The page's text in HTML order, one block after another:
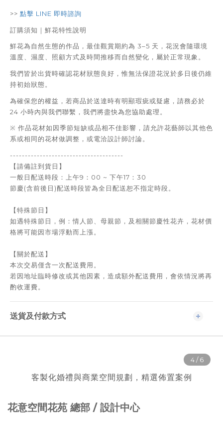
>> 點擊 LINE 即時諮詢
訂購須知｜鮮花特性說明
鮮花為自然生態的作品，最佳觀賞期約為 3–5 天，花況會隨環境
溫度、濕度、照顧方式及時間推移而自然變化，屬於正常現象。
我們皆於出貨時確認花材狀態良好，惟無法保證花況於多日後仍維
持初始狀態。
為確保您的權益，若商品於送達時有明顯瑕疵或疑慮，請務必於
24 小時內與我們聯繫，我們將盡快為您協助處理。
※ 作品花材如因季節短缺或品相不佳影響，請允許花藝師以其他色
系或相同的花材做調整，或電洽設計師討論。
--------------------------------------
【請備註到貨日】
一般日配送時段：上午9：00 ~ 下午17：30
節慶(含前後日)配送時段皆為全日配送恕不指定時段。
【特殊節日】
如遇特殊節日，例：情人節、母親節，及相關節慶性花卉，花材價
格將可能因市場浮動而上漲。
【關於配送】
本次交易僅含一次配送費用。
若因地址臨時修改或其他因素，造成額外配送費用，會依情況將再
酌收運費。
送貨及付款方式
客製化婚禮與商業空間規劃，精選佈置案例
花意空間花苑 總部 / 設計中心